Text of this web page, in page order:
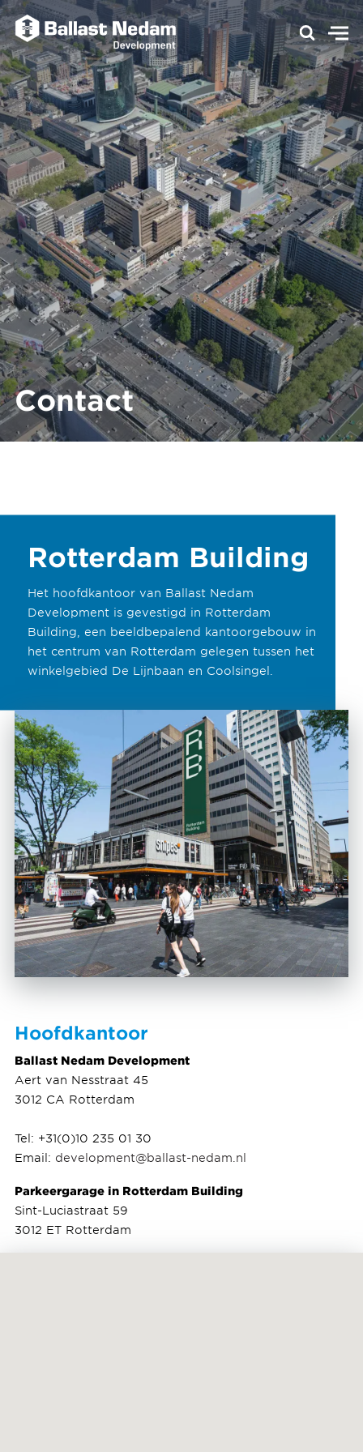
Contact
Rotterdam Building
Het hoofdkantoor van Ballast Nedam
Development is gevestigd in Rotterdam
Building, een beeldbepalend kantoorgebouw in
het centrum van Rotterdam gelegen tussen het
winkelgebied De Lijnbaan en Coolsingel.
Hoofdkantoor
Ballast Nedam Development
Aert van Nesstraat 45
3012 CA Rotterdam
Tel: +31(0)10 235 01 30
Email: development@ballast-nedam.nl
Parkeergarage in Rotterdam Building
Sint-Luciastraat 59
3012 ET Rotterdam